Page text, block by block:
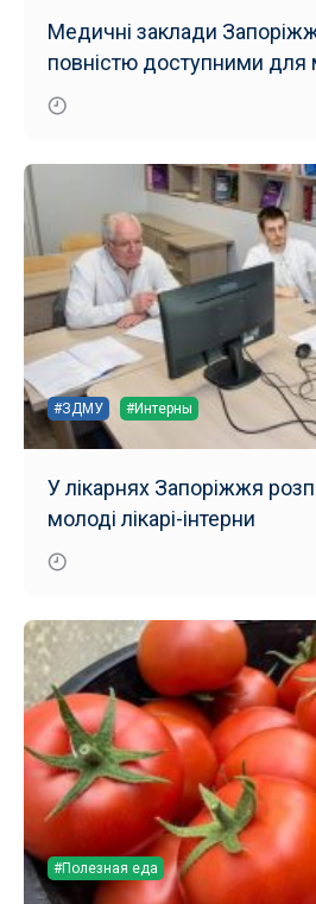
Медичні заклади
повністю доступними для
груп населення
#ЗДМУ #Интерны
У лікарнях Запоріжжя
молоді лікарі-інтерни
#Полезная еда